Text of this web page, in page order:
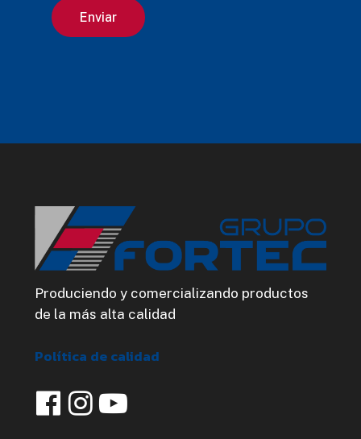
Produciendo y comercializando productos
de la más alta calidad
Política de calidad